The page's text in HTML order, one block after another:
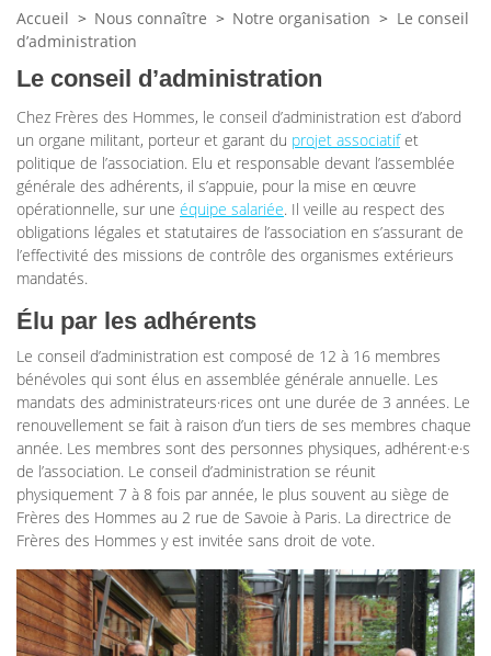
Accueil > Nous connaître > Notre organisation > Le conseil
d’administration
Le conseil d’administration
Chez Frères des Hommes, le conseil d’administration est d’abord
un organe militant, porteur et garant du projet associatifet
politique de l’association. Elu et responsable devant l’assemblée
générale des adhérents, il s’appuie, pour la mise en œuvre
opérationnelle, sur une équipe salariée. Il veille au respect des
obligations légales et statutaires de l’association en s’assurant de
l’effectivité des missions de contrôle des organismes extérieurs
mandatés.
Élu par les adhérents
Le conseil d’administration est composé de 12 à 16 membres
bénévoles qui sont élus en assemblée générale annuelle. Les
mandats des administrateurs·rices ont une durée de 3 années. Le
renouvellement se fait à raison d’un tiers de ses membres chaque
année. Les membres sont des personnes physiques, adhérent·e·s
de l’association. Le conseil d’administration se réunit
physiquement 7 à 8 fois par année, le plus souvent au siège de
Frères des Hommes au 2 rue de Savoie à Paris. La directrice de
Frères des Hommes y est invitée sans droit de vote.